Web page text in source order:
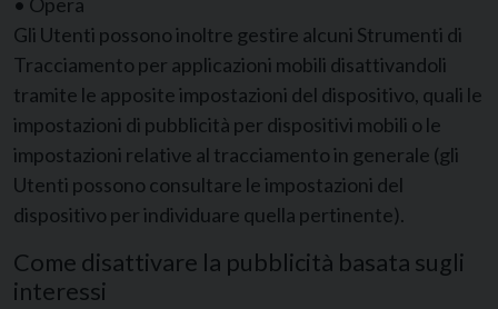
Gli Utenti possono inoltre gestire alcuni Strumenti di
Tracciamento per applicazioni mobili disattivandoli
tramite le apposite impostazioni del dispositivo, quali le
impostazioni di pubblicità per dispositivi mobili o le
impostazioni relative al tracciamento in generale (gli
Utenti possono consultare le impostazioni del
dispositivo per individuare quella pertinente).
Come disattivare la pubblicità basata sugli
interessi